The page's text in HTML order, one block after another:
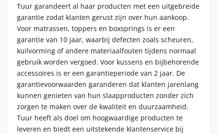
Tuur garandeert al haar producten met een uitgebreide
garantie zodat klanten gerust zijn over hun aankoop.
Voor matrassen, toppers en boxsprings is er een
garantie van 10 jaar, waarbij defecten zoals scheuren,
kuilvorming of andere materiaalfouten tijdens normaal
gebruik worden vergoed. Voor kussens en bijbehorende
accessoires is er een garantieperiode van 2 jaar. De
garantievoorwaarden garanderen dat klanten jarenlang
kunnen genieten van hun slaapproducten zonder zich
zorgen te maken over de kwaliteit en duurzaamheid.
Tuur heeft als doel om hoogwaardige producten te
leveren en biedt een uitstekende klantenservice bij